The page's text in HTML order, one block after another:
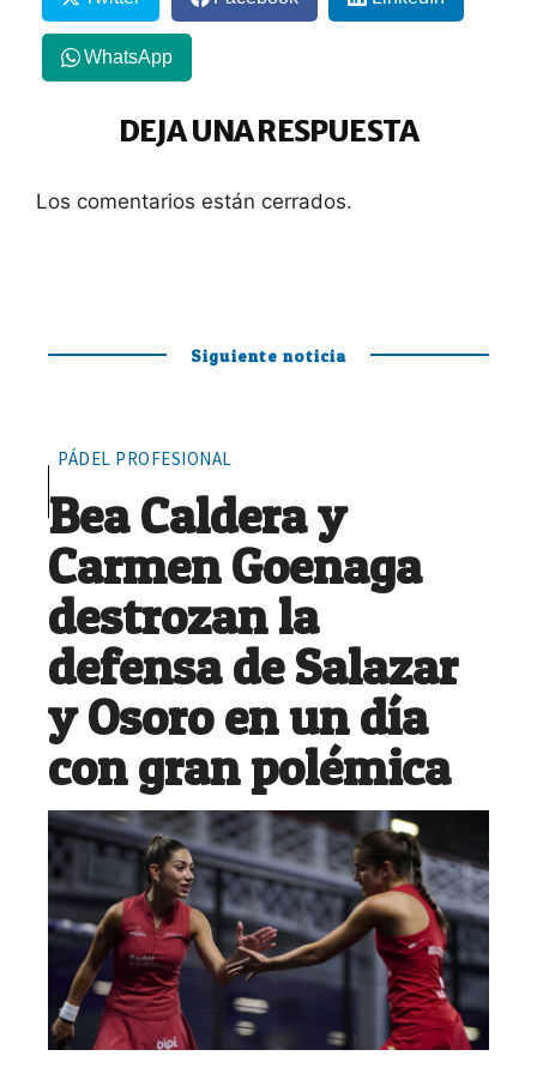
WhatsApp
DEJA UNA RESPUESTA
Los comentarios están cerrados.
Siguiente noticia
PÁDEL PROFESIONAL
Bea Caldera y
Carmen Goenaga
destrozan la
defensa de Salazar
y Osoro en un día
con gran polémica